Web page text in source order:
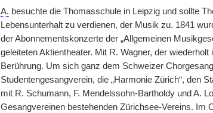
A. besuchte die Thomasschule in Leipzig und sollte
Lebensunterhalt zu verdienen, der Musik zu. 1841
der Abonnementskonzerte der „Allgemeinen
geleiteten Aktientheater. Mit R. Wagner, der
Berührung. Um sich ganz dem Schweizer
Studentengesangverein, die „Harmonie Zürich“, den
mit R. Schumann, F. Mendelssohn-Bartholdy und A.
Gesangvereinen bestehenden Zürichsee-Vereins. Im